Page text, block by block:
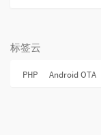
标签云
PHP Android OTA